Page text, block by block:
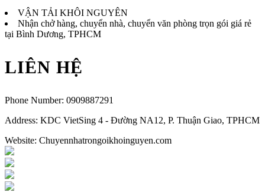
VẬN TẢI KHÔI NGUYÊN
Nhận chở hàng, chuyển nhà, chuyển văn phòng trọn gói giá rẻ
tại Bình Dương, TPHCM
LIÊN HỆ
Phone Number: 0909887291
Address: KDC VietSing 4 - Đường NA12, P. Thuận Giao, TPHCM
Website: Chuyennhatrongoikhoinguyen.com